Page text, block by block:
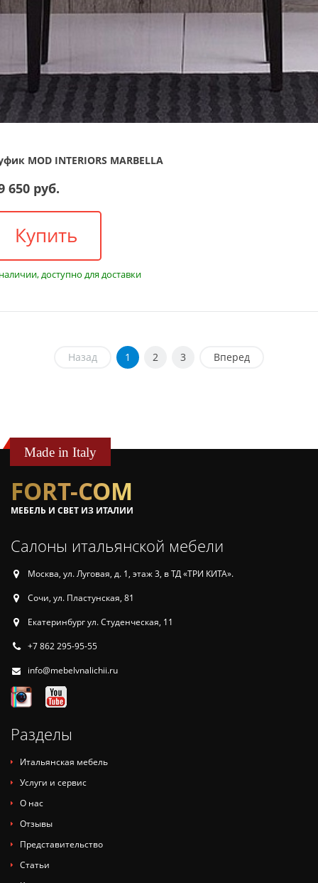
MOD INTERIORS MARBELLA
650 руб.
Купить
доступно для доставки
Назад 1 2 3 Вперед
Made in Italy
FORT-COM
МЕБЕЛЬ И СВЕТ ИЗ ИТАЛИИ
Салоны итальянской мебели
Москва, ул. Луговая, д. 1, этаж 3, в ТД «ТРИ КИТА».
Сочи, ул. Пластунская, 81
Екатеринбург ул. Студенческая, 11
+7 862 295-95-55
info@mebelvnalichii.ru
Разделы
Итальянская мебель
Услуги и сервис
О нас
Отзывы
Представительство
Статьи